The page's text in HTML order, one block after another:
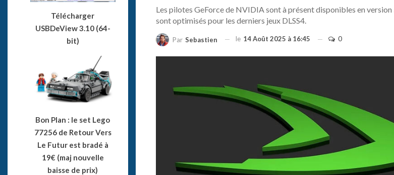
Les pilotes GeForce de NVIDIA sont à présent disponibles en
sont optimisés pour les derniers jeux DLSS4.
Par Sebastien le 14 Août 2025 à 16:45 0
Télécharger
USBDeView 3.10 (64-
bit)
Bon Plan : le set Lego
77256 de Retour Vers
Le Futur est bradé à
19€ (maj nouvelle
baisse de prix)